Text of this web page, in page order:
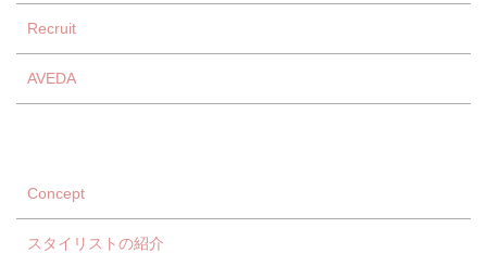
Recruit
AVEDA
Concept
スタイリストの紹介